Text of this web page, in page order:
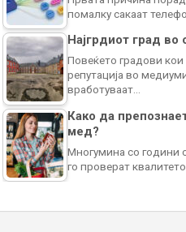
помалку сакаат
Најгрдиот град во
Повеќето градови
репутација во
вработуваат…
Како да
мед?
Многумина со години
го проверат